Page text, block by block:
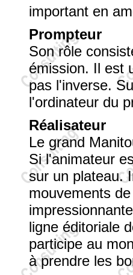
important en
Prompteur
Son rôle
émission. Il est
pas l'inverse.
l'ordinateur du
Réalisateur
Le grand
Si l'animateur
sur un plateau.
mouvements
ligne éditoriale
participe au
à prendre les